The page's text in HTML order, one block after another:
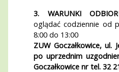
3. WARUNKI
oglądać codziennie od
8:00 do 13:00
ZUW Goczałkowice, ul.
po uprzednim
Goczałkowice nr tel. 32